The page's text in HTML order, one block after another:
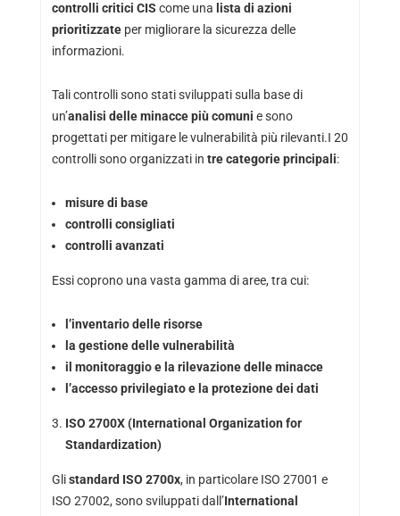
controlli critici CIS come una lista di azioni
prioritizzateper migliorare la sicurezza delle
informazioni.
Tali controlli sono stati sviluppati sulla base di
un’analisi delle minacce più comuni e sono
progettati per mitigare le vulnerabilità più rilevanti.I 20
controlli sono organizzati in tre categorie principali:
misure di base
controlli consigliati
controlli avanzati
Essi coprono una vasta gamma di aree, tra cui:
l’inventario delle risorse
la gestione delle vulnerabilità
il monitoraggio e la rilevazione delle minacce
l’accesso privilegiato e la protezione dei dati
ISO 2700X (International Organization for
Standardization)
Glistandard ISO 2700x, in particolare ISO 27001 e
ISO 27002, sono sviluppati dall’International